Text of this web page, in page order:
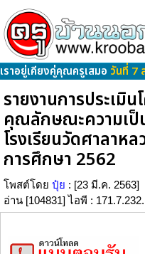
เราอยู่เคียงคู่คุณครูเสมอ วันที่ 7
รายงานการประเมิ
คุณลักษณะความเป็
โรงเรียนวัดศาลาห
การศึกษา 2562
โพสต์โดย ปุ๋ย : [23 มี.ค. 2563]
อ่าน [104831] ไอพี :